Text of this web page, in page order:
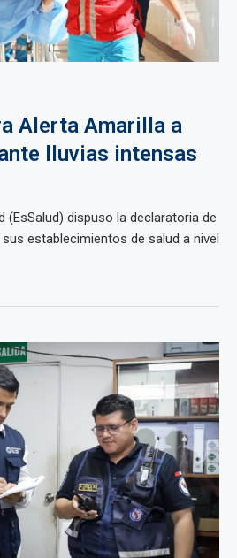
Alerta Amarilla a
lluvias intensas
(EsSalud) dispuso la declaratoria de
establecimientos de salud a nivel